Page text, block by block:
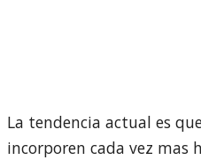
La tendencia actual es
incorporen cada vez mas